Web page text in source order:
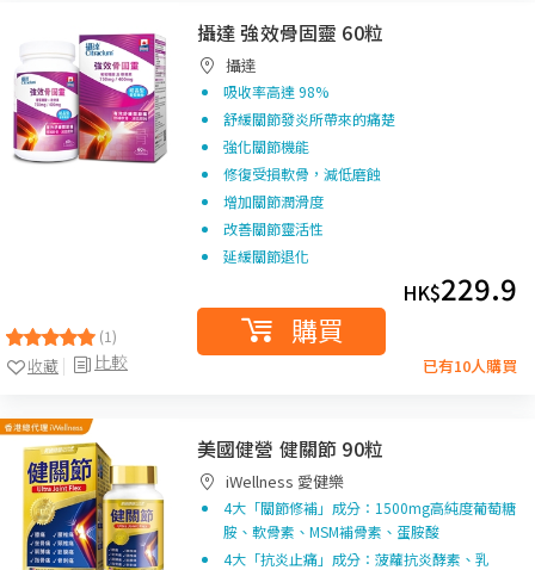
(1)
比較
收藏
攝達 強效骨固靈 60粒
攝達
吸收率高達 98%
舒緩關節發炎所帶來的痛楚
強化關節機能
修復受損軟骨，減低磨蝕
增加關節潤滑度
改善關節靈活性
延緩關節退化
HK$229.9
購買
已有10人購買
美國健營 健關節 90粒
iWellness 愛健樂
4大「關節修補」成分：1500mg高純度葡萄糖
胺、軟骨素、MSM補骨素、蛋胺酸
4大「抗炎止痛」成分：菠蘿抗炎酵素、乳